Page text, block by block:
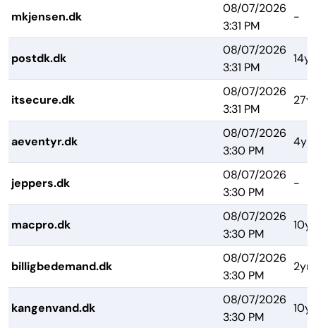
mkjensen.dk
08/07/2026
3:31 PM
-
postdk.dk
08/07/2026
3:31 PM
itsecure.dk
08/07/2026
3:31 PM
aeventyr.dk
08/07/2026
3:30 PM
4yrs
jeppers.dk
08/07/2026
3:30 PM
-
macpro.dk
08/07/2026
3:30 PM
billigbedemand.dk
08/07/2026
3:30 PM
2yrs
kangenvand.dk
08/07/2026
3:30 PM